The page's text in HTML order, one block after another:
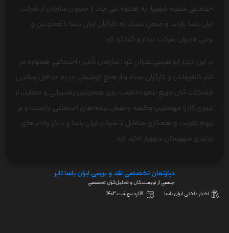
اجتماعی شعبه شهریار به همراه تنی چند از مدیران سازمان از شرکت
ایران یاسا بازدید و ضمن تبریک به کارگران ایران یاسا با معاونین و
برخی مدیران شرکت دیدار و گفتگو کرد.
در این دیدار ابراهیمی عنوان کرد: سازمان تأمین اجتماعی همواره در
کنار کارفرمایان و کارگران بوده و از هیچ کوششی در به حداقل رساندن
مشکلات آنان دریغ ننموده است. وی همچنین پشتیبانی و حمایت از
نیروی کار را مهمترین وظیفه و نقش بیمه‌های اجتماعی دانست و بر
لزوم تقویت و همکاری متقابل با شرکت ایران یاسا و دیگر واحد‌های
تولیدی شهرستان شهریار تاکید کرد.
دپارتمان تخصصی نقد و بررسی ایران یاسا تایر
جمعی از نویسندگان و تحلیل‌گران تخصصی
اخبار داخلی ایران یاسا 18 اردیبهشت 1402